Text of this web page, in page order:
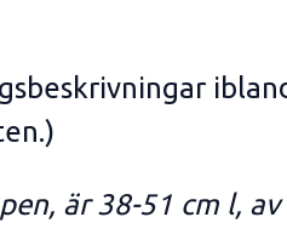
är 38-51 cm l, av